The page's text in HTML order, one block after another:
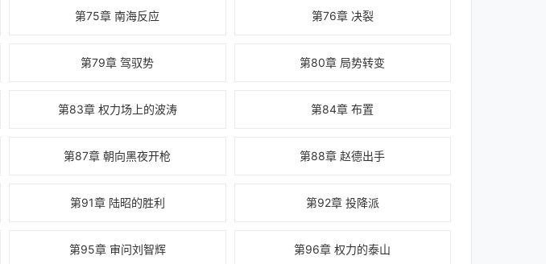
第75章 南海反应 第76章 决裂
第79章 驾驭势 第80章 局势转变
第83章 权力场上的波涛 第84章 布置
第87章 朝向黑夜开枪 第88章 赵德出手
第91章 陆昭的胜利 第92章 投降派
第95章 审问刘智辉 第96章 权力的泰山